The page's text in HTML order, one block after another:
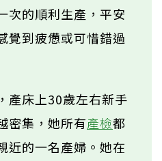
次的順利生產，平安
覺到疲憊或可惜錯過
產床上30歲左右新手
密集，她所有產檢都
近的一名產婦。她在